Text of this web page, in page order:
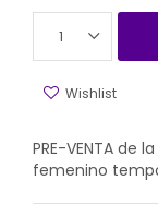
1
PRE-VENTA de
femenino